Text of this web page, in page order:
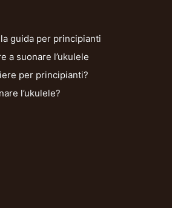
guida per principianti
a suonare l’ukulele
per principianti?
l’ukulele?